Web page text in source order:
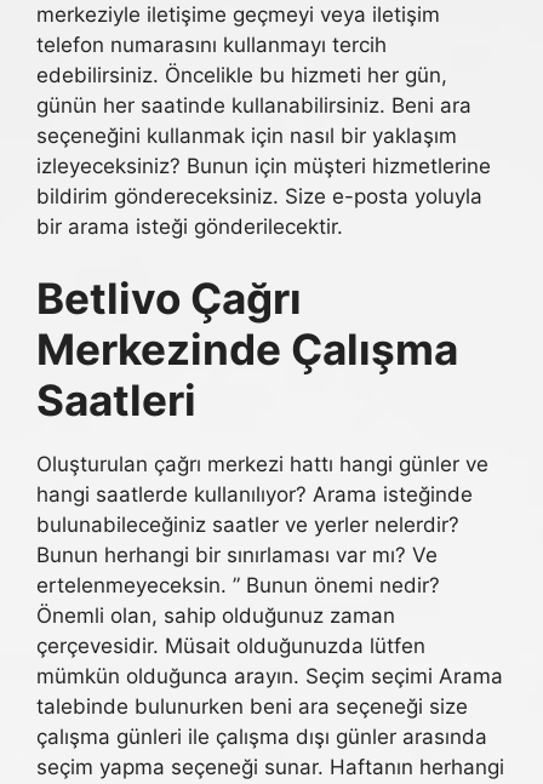
merkeziyle iletişime geçmeyi veya iletişim
telefon numarasını kullanmayı tercih
edebilirsiniz. Öncelikle bu hizmeti her gün,
günün her saatinde kullanabilirsiniz. Beni ara
seçeneğini kullanmak için nasıl bir yaklaşım
izleyeceksiniz? Bunun için müşteri hizmetlerine
bildirim göndereceksiniz. Size e-posta yoluyla
bir arama isteği gönderilecektir.
Betlivo Çağrı
Merkezinde Çalışma
Saatleri
Oluşturulan çağrı merkezi hattı hangi günler ve
hangi saatlerde kullanılıyor? Arama isteğinde
bulunabileceğiniz saatler ve yerler nelerdir?
Bunun herhangi bir sınırlaması var mı? Ve
ertelenmeyeceksin. ” Bunun önemi nedir?
Önemli olan, sahip olduğunuz zaman
çerçevesidir. Müsait olduğunuzda lütfen
mümkün olduğunca arayın. Seçim seçimi Arama
talebinde bulunurken beni ara seçeneği size
çalışma günleri ile çalışma dışı günler arasında
seçim yapma seçeneği sunar. Haftanın herhangi